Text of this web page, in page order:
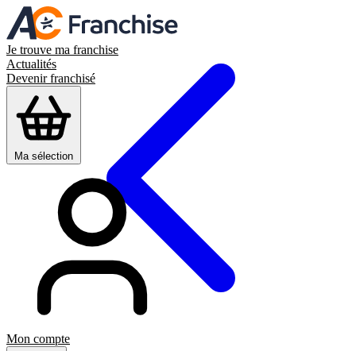
Je trouve ma franchise
Actualités
Devenir franchisé
Ma sélection
Mon compte